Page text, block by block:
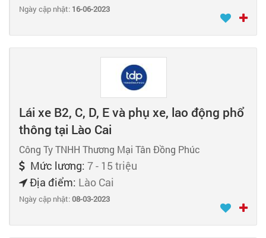
Ngày cập nhật: 16-06-2023
Lái xe B2, C, D, E và phụ xe, lao động phổ
thông tại Lào Cai
Công Ty TNHH Thương Mại Tân Đồng Phúc
Mức lương: 7 - 15 triệu
Địa điểm: Lào Cai
Ngày cập nhật:08-03-2023